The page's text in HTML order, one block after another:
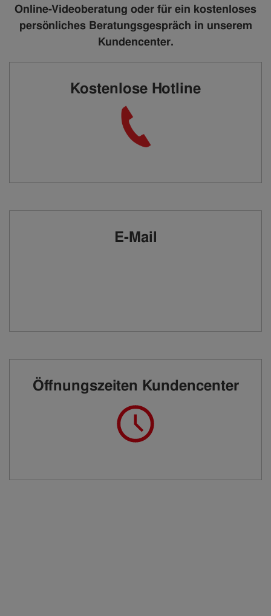
Online-Videoberatung oder für ein kostenloses
persönliches Beratungsgespräch in unserem
Kundencenter.
Kostenlose Hotline
E-Mail
Öffnungszeiten Kundencenter